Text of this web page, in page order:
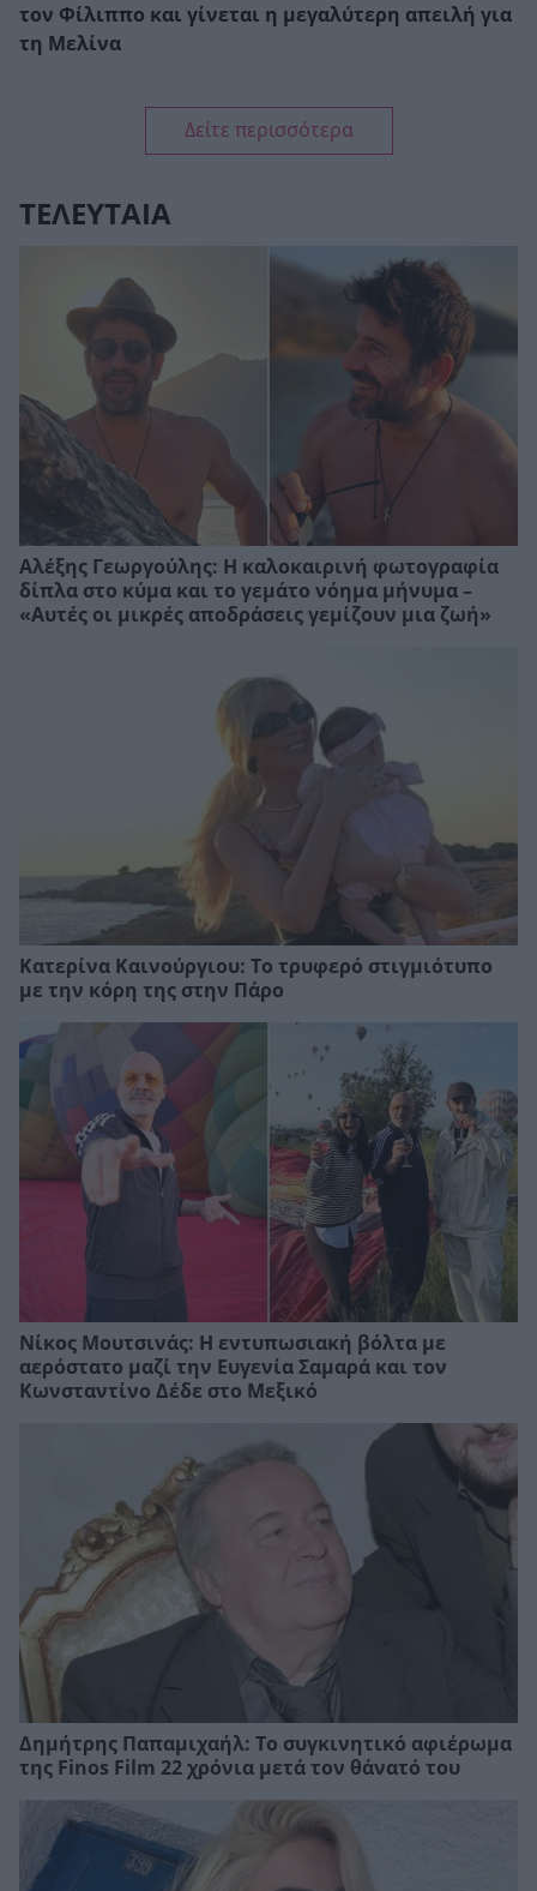
τον Φίλιππο και γίνεται η μεγαλύτερη απειλή για
τη Μελίνα
Δείτε περισσότερα
ΤΕΛΕΥΤΑΙΑ
Αλέξης Γεωργούλης: Η καλοκαιρινή φωτογραφία
δίπλα στο κύμα και το γεμάτο νόημα μήνυμα –
«Αυτές οι μικρές αποδράσεις γεμίζουν μια ζωή»
Κατερίνα Καινούργιου: Το τρυφερό στιγμιότυπο
με την κόρη της στην Πάρο
Νίκος Μουτσινάς: Η εντυπωσιακή βόλτα με
αερόστατο μαζί την Ευγενία Σαμαρά και τον
Κωνσταντίνο Δέδε στο Μεξικό
Δημήτρης Παπαμιχαήλ: Το συγκινητικό αφιέρωμα
της Finos Film 22 χρόνια μετά τον θάνατό του